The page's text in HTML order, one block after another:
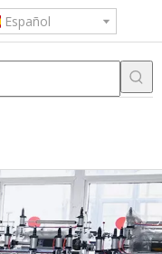
Español